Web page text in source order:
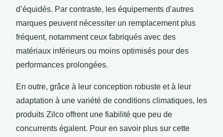
d’équidés. Par contraste, les équipements d'autres
marques peuvent nécessiter un remplacement plus
fréquent, notamment ceux fabriqués avec des
matériaux inférieurs ou moins optimisés pour des
performances prolongées.
En outre, grâce à leur conception robuste et à leur
adaptation à une variété de conditions climatiques, les
produits Zilco offrent une fiabilité que peu de
concurrents égalent. Pour en savoir plus sur cette